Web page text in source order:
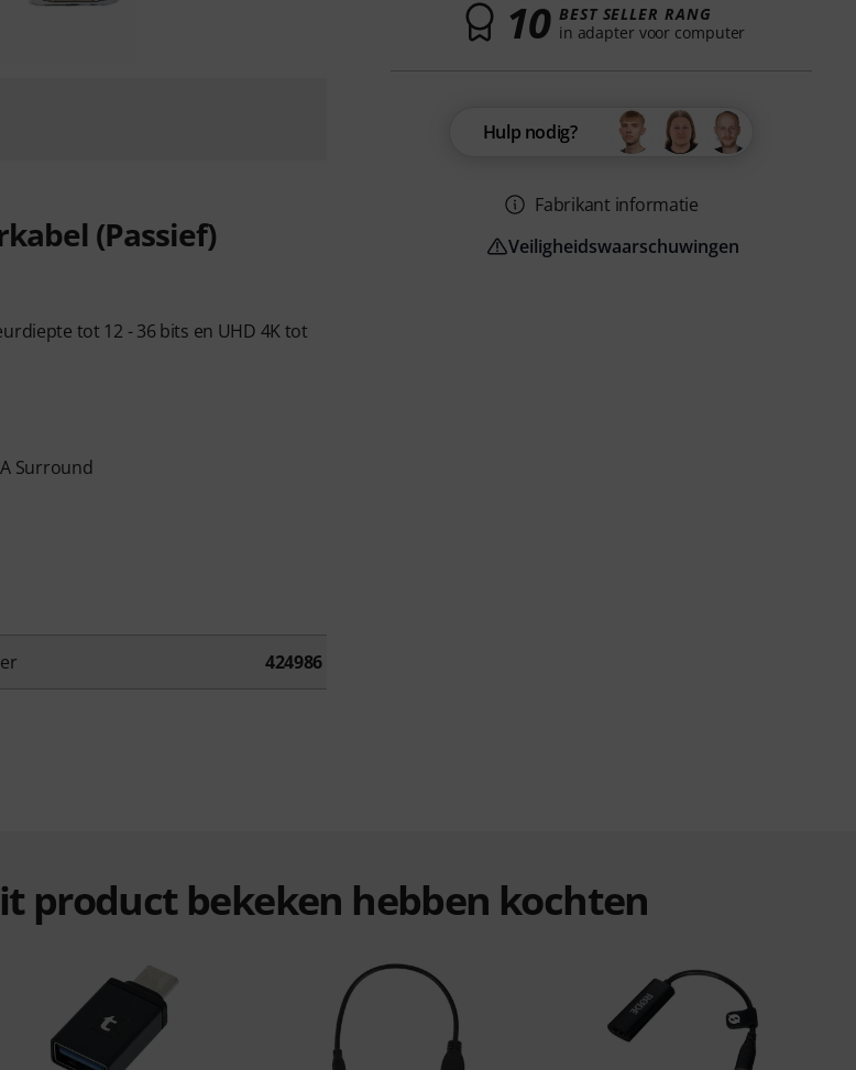
(Passief)
tot 12 - 36 bits en UHD 4K tot
Surround
424986
10 BEST SELLER RANG
in adapter voor computer
Hulp nodig?
Fabrikant informatie
Veiligheidswaarschuwingen
product bekeken hebben kochten